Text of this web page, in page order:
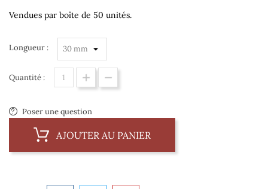
Vendues par boîte de 50 unités.
Longueur :
Quantité :
Poser une question
AJOUTER AU PANIER